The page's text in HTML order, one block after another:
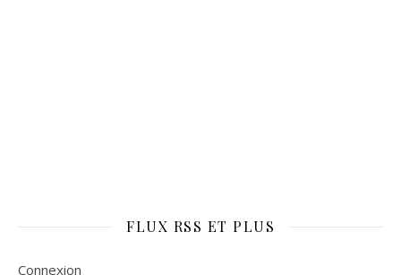
FLUX RSS ET PLUS
Connexion